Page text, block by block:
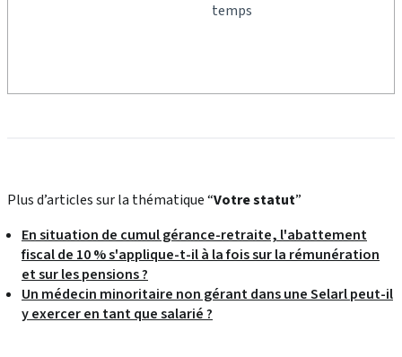
temps
Plus d’articles sur la thématique “Votre statut”
En situation de cumul gérance-retraite, l'abattement
fiscal de 10 % s'applique-t-il à la fois sur la rémunération
et sur les pensions ?
Un médecin minoritaire non gérant dans une Selarl peut-il
y exercer en tant que salarié ?